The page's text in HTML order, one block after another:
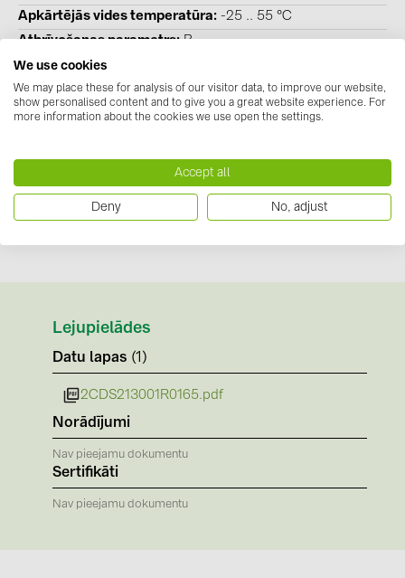
PRYSMIAN DRAKA (18)
SMA (1)
Victron Energy B.V. (2)
WHES (5)
Apkārtējās vides temperatūra -25 .. 55 °C
Atbrīvošanas parametrs B
Polu skaits (kopējais)
Nominālā strāva 16 A
Nominālais spriegums 230 V
Frekvence 50 Hz
Piesārņojuma pakāpe 2
Iebūvētais dziļums
Lejupielādes
Datu lapas (1)
2CDS213001R0165.pdf
Norādījumi
Nav pieejamu dokumentu
Sertifikāti
Nav pieejamu dokumentu
We use cookies
We may place these for analysis of our visitor data, to improve our website,
show personalised content and to give you a great website experience. For
more information about the cookies we use open the settings.
Accept all
Deny No, adjust